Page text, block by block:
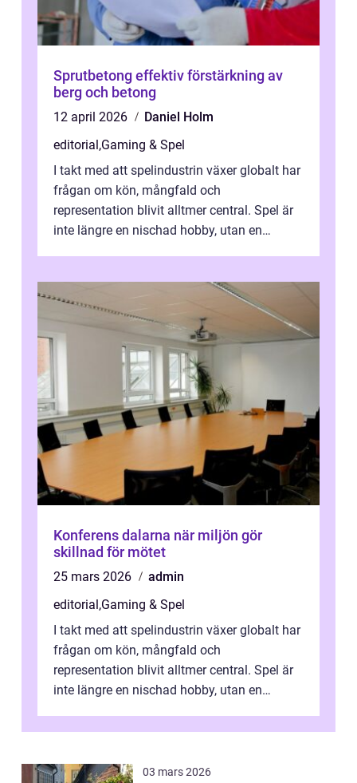
Sprutbetong effektiv förstärkning av
berg och betong
12 april 2026
Daniel Holm
editorial,Gaming & Spel
I takt med att spelindustrin växer globalt har
frågan om kön, mångfald och
representation blivit alltmer central. Spel är
inte längre en nischad hobby, utan en
Konferens dalarna när miljön gör
skillnad för mötet
25 mars 2026
admin
editorial,Gaming & Spel
I takt med att spelindustrin växer globalt har
frågan om kön, mångfald och
representation blivit alltmer central. Spel är
inte längre en nischad hobby, utan en
03 mars 2026